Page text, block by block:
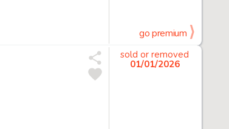
go premium
sold or removed
01/01/2026